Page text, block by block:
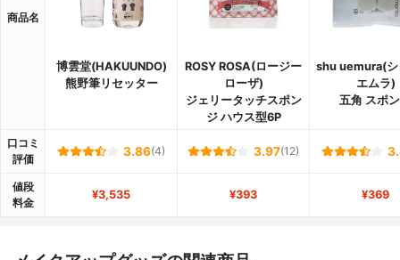
商品名
博雲堂(HAKUUNDO)
熊野筆リセッター
ROSY ROSA(ロージー
ローザ)
ジェリータッチスポン
ジ ハウス型6P
shu uemura(シ
エムラ)
五角 スポ
口コミ
評価
3.86(4) 3.97(12)
値段
料金
¥3,535 ¥393 ¥369